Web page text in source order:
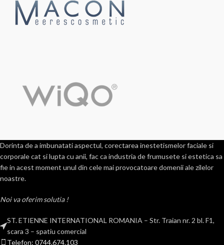
Dorinta de a imbunatati aspectul, corectarea inestetismelor faciale si
corporale cat si lupta cu anii, fac ca industria de frumusete si estetica sa
fie in acest moment unul din cele mai provocatoare domenii ale zilelor
noastre.
Noi va oferim solutia !
ST. ETIENNE INTERNATIONAL ROMANIA – Str. Traian nr. 2 bl. F1,
scara 3 – spatiu comercial
Telefon: 0744.674.103